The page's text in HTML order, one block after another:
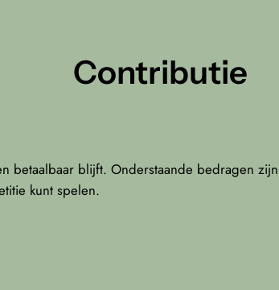
Contributie
blijft. Onderstaande bedragen
kunt spelen.